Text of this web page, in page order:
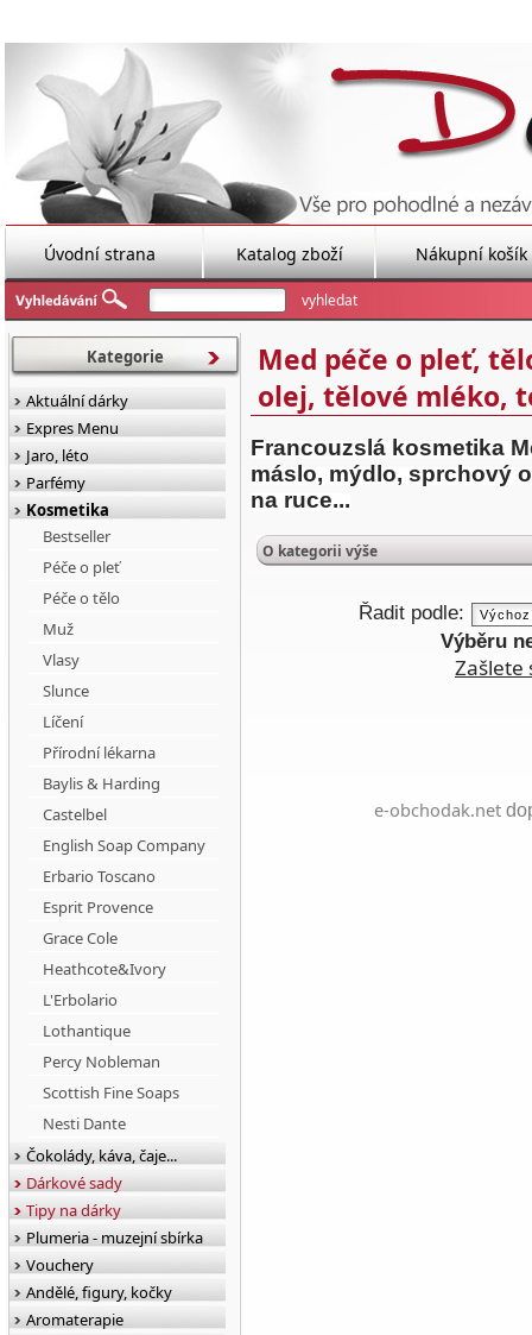
Úvodní strana Katalog zboží Nákupní košík
Med péče o pleť,
olej, tělové mléko,
Francouzslá kosmetika
máslo, mýdlo, sprchový
na ruce...
O kategorii výše
Řadit podle:
Výběru
Zašlete
e-obchodak.net
Kategorie
Aktuální dárky
Expres Menu
Jaro, léto
Parfémy
Kosmetika
Bestseller
Péče o pleť
Péče o tělo
Muž
Vlasy
Slunce
Líčení
Přírodní lékarna
Baylis & Harding
Castelbel
English Soap Company
Erbario Toscano
Esprit Provence
Grace Cole
Heathcote&Ivory
L'Erbolario
Lothantique
Percy Nobleman
Scottish Fine Soaps
Nesti Dante
Čokolády, káva, čaje...
Dárkové sady
Tipy na dárky
Plumeria - muzejní sbírka
Vouchery
Andělé, figury, kočky
Aromaterapie